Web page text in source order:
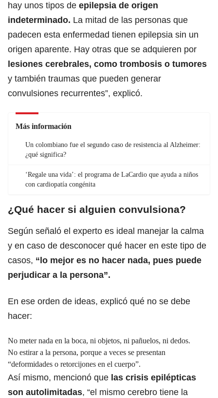
hay unos tipos de epilepsia de origen
indeterminado. La mitad de las personas que
padecen esta enfermedad tienen epilepsia sin un
origen aparente. Hay otras que se adquieren por
lesiones cerebrales, como trombosis o tumores
y también traumas que pueden generar
convulsiones recurrentes”, explicó.
Más información
Un colombiano fue el segundo caso de resistencia al Alzheimer:
¿qué significa?
‘Regale una vida’: el programa de LaCardio que ayuda a niños
con cardiopatía congénita
¿Qué hacer si alguien convulsiona?
Según señaló el experto es ideal manejar la calma
y en caso de desconocer qué hacer en este tipo de
casos, “lo mejor es no hacer nada, pues puede
perjudicar a la persona”.
En ese orden de ideas, explicó qué no se debe
hacer:
No meter nada en la boca, ni objetos, ni pañuelos, ni dedos.
No estirar a la persona, porque a veces se presentan
“deformidades o retorcijones en el cuerpo”.
Así mismo, mencionó que las crisis epilépticas
son autolimitadas, “el mismo cerebro tiene la